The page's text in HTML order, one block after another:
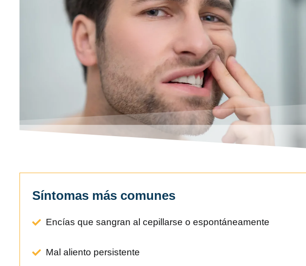
Síntomas más comunes
Encías que sangran al cepillarse o espontáneamente
Mal aliento persistente